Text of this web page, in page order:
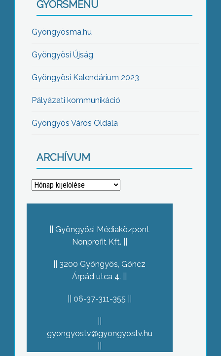
GYORSMENÜ
Gyöngyösma.hu
Gyöngyösi Újság
Gyöngyösi Kalendárium 2023
Pályázati kommunikáció
Gyöngyös Város Oldala
ARCHÍVUM
Archívum
Gyöngyösi Médiaközpont
Nonprofit Kft.
3200 Gyöngyös, Göncz
Árpád utca 4.
06-37-311-355
gyongyostv@gyongyostv.hu